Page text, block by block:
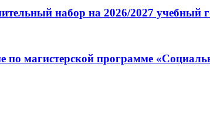
набор на 2026/2027 учебный
по магистерской программе